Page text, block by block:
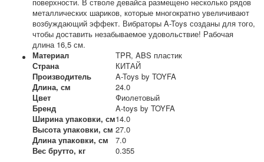
металлических шариков, которые многократно увеличивают
возбуждающий эффект. Вибраторы A-Toys созданы для того,
чтобы доставить незабываемое удовольствие! Рабочая
длина 16,5 см.
Материал
TPR, ABS пластик
Страна
КИТАЙ
Производитель
A-Toys by TOYFA
Длина, см
24.0
Цвет
Фиолетовый
Бренд
A-toys by TOYFA
Ширина упаковки, см14.0
Высота упаковки, см 27.0
Длина упаковки, см
7.0
Вес брутто, кг
0.355